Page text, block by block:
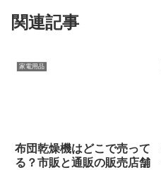
関連記事
家電用品
布団乾燥機はどこで売って
る？市販と通販の販売店舗